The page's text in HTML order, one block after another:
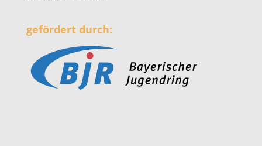
gefördert durch: